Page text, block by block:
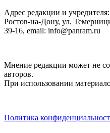
Адрес редакции и
Ростов-на-Дону, ул.
39-16, email: info@panram.ru
Мнение редакции может не
авторов.
При использовании
Политика